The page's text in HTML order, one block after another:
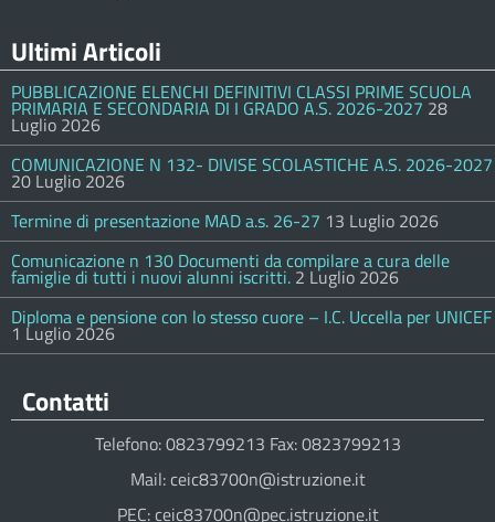
Ultimi Articoli
PUBBLICAZIONE ELENCHI DEFINITIVI CLASSI PRIME SCUOLA
PRIMARIA E SECONDARIA DI I GRADO A.S. 2026-2027 28
Luglio 2026
COMUNICAZIONE N 132- DIVISE SCOLASTICHE A.S. 2026-2027
20 Luglio 2026
Termine di presentazione MAD a.s. 26-27 13 Luglio 2026
Comunicazione n 130 Documenti da compilare a cura delle
famiglie di tutti i nuovi alunni iscritti. 2 Luglio 2026
Diploma e pensione con lo stesso cuore – I.C. Uccella per UNICEF
1 Luglio 2026
Contatti
Telefono: 0823799213 Fax: 0823799213
Mail: ceic83700n@istruzione.it
PEC: ceic83700n@pec.istruzione.it